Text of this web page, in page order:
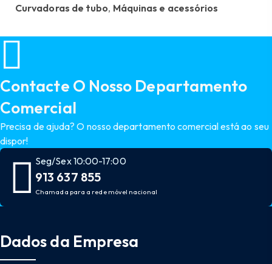
Curvadoras de tubo, Máquinas e acessórios
Contacte O Nosso Departamento
Comercial
Precisa de ajuda? O nosso departamento comercial está ao seu
dispor!
Seg/Sex 10:00-17:00
913 637 855
Chamada para a rede móvel nacional
Dados da Empresa